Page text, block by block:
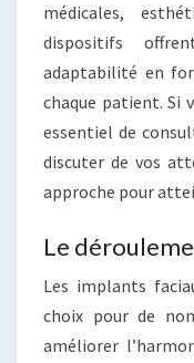
médicales,
dispositifs
adaptabilité en
chaque patient. Si
essentiel de
discuter de vos
approche pour
Le
Les implants
choix pour de
améliorer